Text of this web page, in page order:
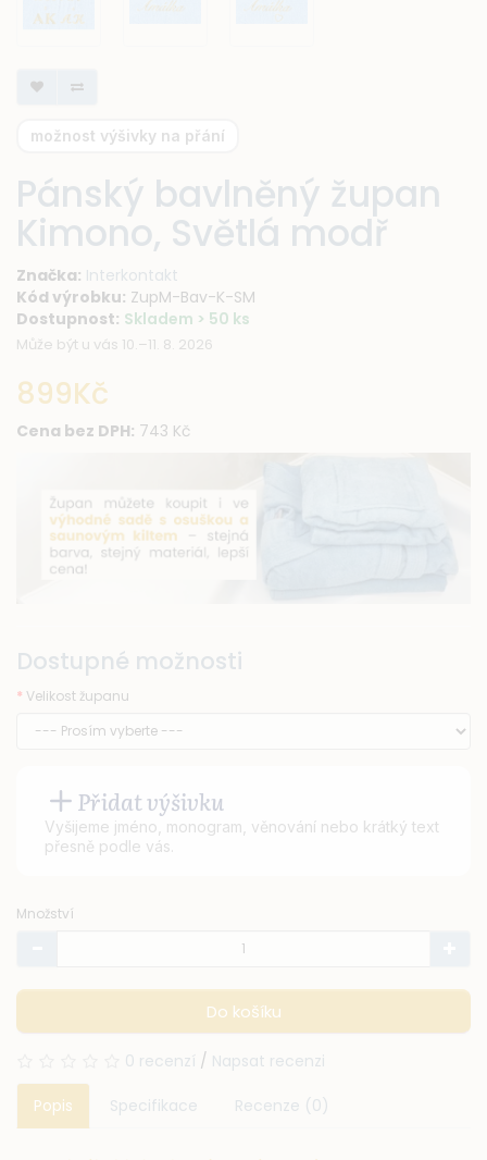
možnost výšivky na přání
Pánský bavlněný župan
Kimono, Světlá modř
Značka: Interkontakt
Kód výrobku: ZupM-Bav-K-SM
Dostupnost: Skladem > 50 ks
Může být u vás 10.–11. 8. 2026
899Kč
Cena bez DPH: 743 Kč
Dostupné možnosti
Velikost županu
Přidat výšivku
Vyšijeme jméno, monogram, věnování nebo krátký text
přesně podle vás.
Množství
Do košíku
0 recenzí / Napsat recenzi
Popis Specifikace Recenze (0)